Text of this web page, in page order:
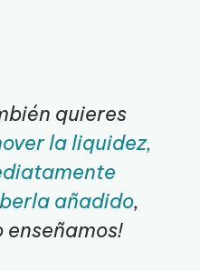
quieres
la liquidez,
añadido,